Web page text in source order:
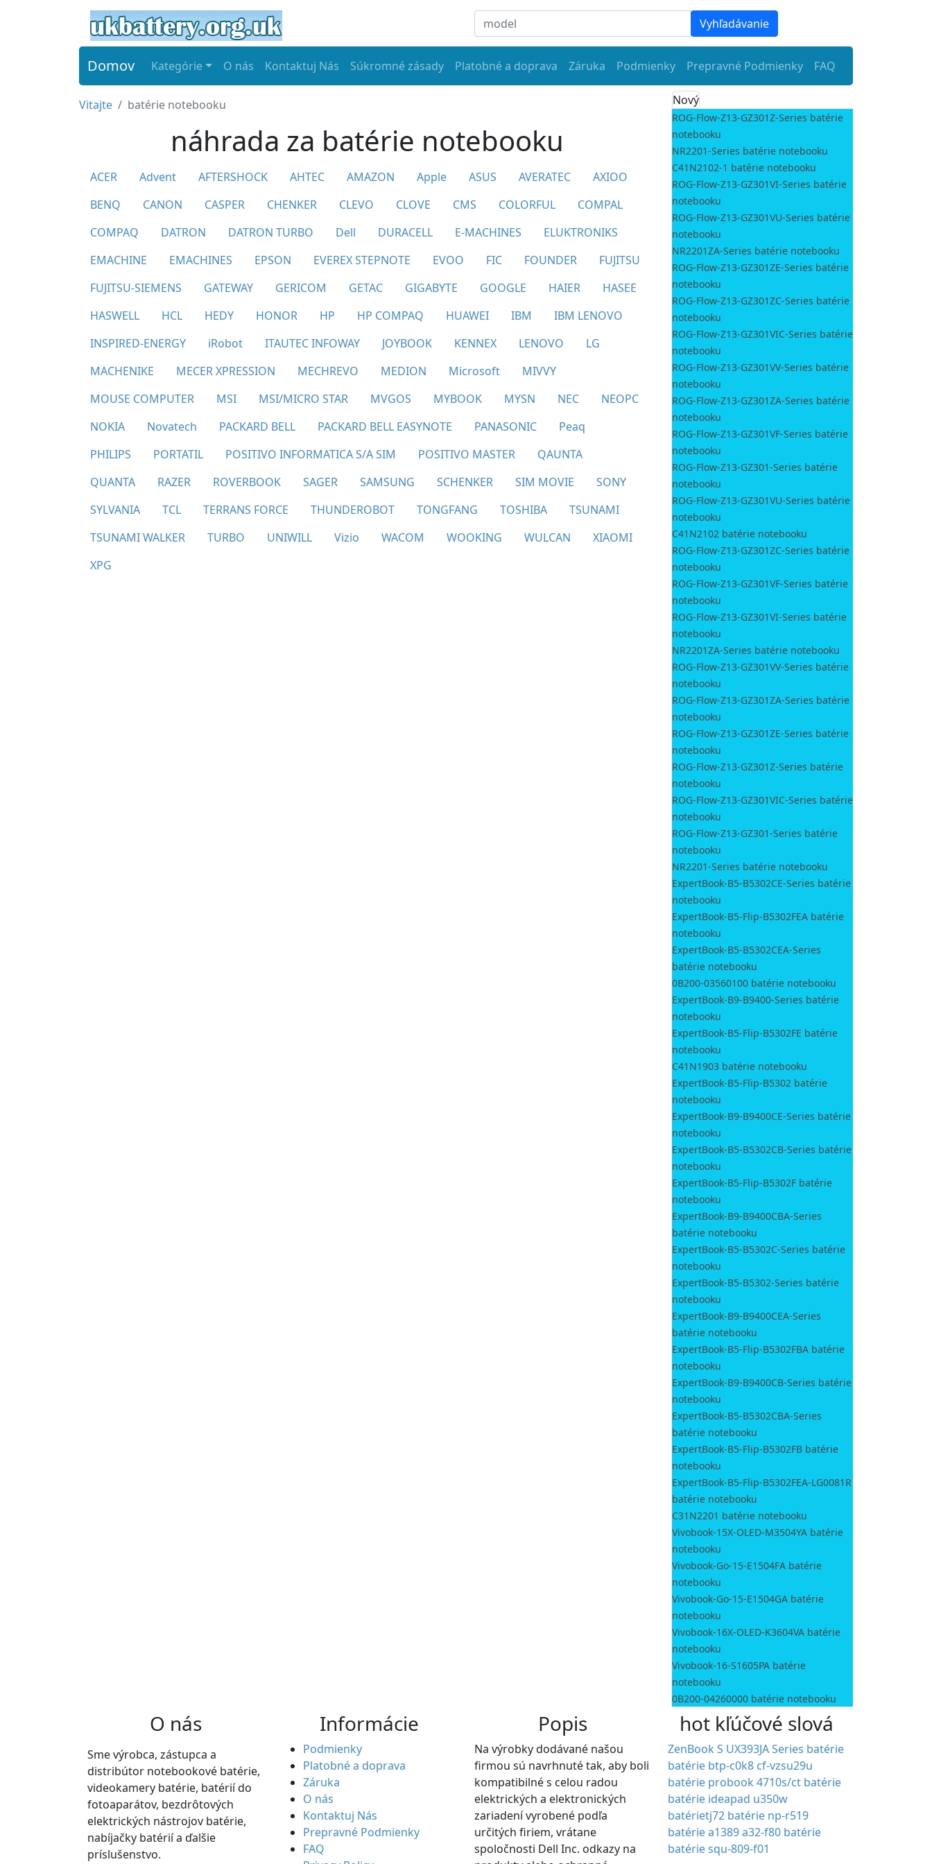
Vyhľadávanie
Domov Kategórie O nás Kontaktuj Nás Súkromné zásady Platobné a doprava Záruka Podmienky Prepravné Podmienky FAQ
Vitajte batérie notebooku
náhrada za batérie notebooku
ACER Advent AFTERSHOCK AHTEC AMAZON Apple ASUS AVERATEC
AXIOO
BENQ
CANON CASPER CHENKER CLEVO CLOVE CMS COLORFUL
COMPAL
COMPAQ
DATRON DATRON TURBO Dell DURACELL E-MACHINES
ELUKTRONIKS
EMACHINE
EMACHINES EPSON EVEREX STEPNOTE EVOO FIC FOUNDER
FUJITSU
FUJITSU-SIEMENS
GATEWAY GERICOM GETAC GIGABYTE GOOGLE HAIER
HASEE
HASWELL
HCL HEDY HONOR HP HP COMPAQ HUAWEI IBM
IBM LENOVO
INSPIRED-ENERGY
iRobot ITAUTEC INFOWAY JOYBOOK KENNEX LENOVO
LG
MACHENIKE
MECER XPRESSION MECHREVO MEDION Microsoft
MIVVY
MOUSE COMPUTER
MSI MSI/MICRO STAR MVGOS MYBOOK MYSN NEC
NEOPC
NOKIA
Novatech PACKARD BELL PACKARD BELL EASYNOTE PANASONIC
Peaq
PHILIPS
PORTATIL POSITIVO INFORMATICA S/A SIM POSITIVO MASTER
QAUNTA
QUANTA
RAZER ROVERBOOK SAGER SAMSUNG SCHENKER SIM MOVIE
SONY
SYLVANIA
TCL TERRANS FORCE THUNDEROBOT TONGFANG TOSHIBA
TSUNAMI
TSUNAMI WALKER
TURBO UNIWILL Vizio WACOM WOOKING WULCAN
XIAOMI
XPG
Nový
ROG-Flow-Z13-GZ301Z-Series batérie
notebooku
NR2201-Series batérie notebooku
C41N2102-1 batérie notebooku
ROG-Flow-Z13-GZ301VI-Series batérie
notebooku
ROG-Flow-Z13-GZ301VU-Series batérie
notebooku
NR2201ZA-Series batérie notebooku
ROG-Flow-Z13-GZ301ZE-Series batérie
notebooku
ROG-Flow-Z13-GZ301ZC-Series batérie
notebooku
ROG-Flow-Z13-GZ301VIC-Series batérie
notebooku
ROG-Flow-Z13-GZ301VV-Series batérie
notebooku
ROG-Flow-Z13-GZ301ZA-Series batérie
notebooku
ROG-Flow-Z13-GZ301VF-Series batérie
notebooku
ROG-Flow-Z13-GZ301-Series batérie
notebooku
ROG-Flow-Z13-GZ301VU-Series batérie
notebooku
C41N2102 batérie notebooku
ROG-Flow-Z13-GZ301ZC-Series batérie
notebooku
ROG-Flow-Z13-GZ301VF-Series batérie
notebooku
ROG-Flow-Z13-GZ301VI-Series batérie
notebooku
NR2201ZA-Series batérie notebooku
ROG-Flow-Z13-GZ301VV-Series batérie
notebooku
ROG-Flow-Z13-GZ301ZA-Series batérie
notebooku
ROG-Flow-Z13-GZ301ZE-Series batérie
notebooku
ROG-Flow-Z13-GZ301Z-Series batérie
notebooku
ROG-Flow-Z13-GZ301VIC-Series batérie
notebooku
ROG-Flow-Z13-GZ301-Series batérie
notebooku
NR2201-Series batérie notebooku
ExpertBook-B5-B5302CE-Series batérie
notebooku
ExpertBook-B5-Flip-B5302FEA batérie
notebooku
ExpertBook-B5-B5302CEA-Series
batérie notebooku
0B200-03560100 batérie notebooku
ExpertBook-B9-B9400-Series batérie
notebooku
ExpertBook-B5-Flip-B5302FE batérie
notebooku
C41N1903 batérie notebooku
ExpertBook-B5-Flip-B5302 batérie
notebooku
ExpertBook-B9-B9400CE-Series batérie
notebooku
ExpertBook-B5-B5302CB-Series batérie
notebooku
ExpertBook-B5-Flip-B5302F batérie
notebooku
ExpertBook-B9-B9400CBA-Series
batérie notebooku
ExpertBook-B5-B5302C-Series batérie
notebooku
ExpertBook-B5-B5302-Series batérie
notebooku
ExpertBook-B9-B9400CEA-Series
batérie notebooku
ExpertBook-B5-Flip-B5302FBA batérie
notebooku
ExpertBook-B9-B9400CB-Series batérie
notebooku
ExpertBook-B5-B5302CBA-Series
batérie notebooku
ExpertBook-B5-Flip-B5302FB batérie
notebooku
ExpertBook-B5-Flip-B5302FEA-LG0081R
batérie notebooku
C31N2201 batérie notebooku
Vivobook-15X-OLED-M3504YA batérie
notebooku
Vivobook-Go-15-E1504FA batérie
notebooku
Vivobook-Go-15-E1504GA batérie
notebooku
Vivobook-16X-OLED-K3604VA batérie
notebooku
Vivobook-16-S1605PA batérie
notebooku
0B200-04260000 batérie notebooku
O nás
Sme výrobca, zástupca a
distribútor notebookové batérie,
videokamery batérie, batérií do
fotoaparátov, bezdrôtových
elektrických nástrojov batérie,
nabíjačky batérií a ďalšie
príslušenstvo.
Informácie
Podmienky
Platobné a doprava
Záruka
O nás
Kontaktuj Nás
Prepravné Podmienky
FAQ
Popis
Na výrobky dodávané našou
firmou sú navrhnuté tak, aby boli
kompatibilné s celou radou
elektrických a elektronických
zariadení vyrobené podľa
určitých firiem, vrátane
spoločnosti Dell Inc. odkazy na
hot kľúčové slová
ZenBook S UX393JA Series batérie
batérie btp-c0k8 cf-vzsu29u
batérie probook 4710s/ct batérie
batérie ideapad u350w
batérietj72 batérie np-r519
batérie a1389a32-f80 batérie
batérie squ-809-f01